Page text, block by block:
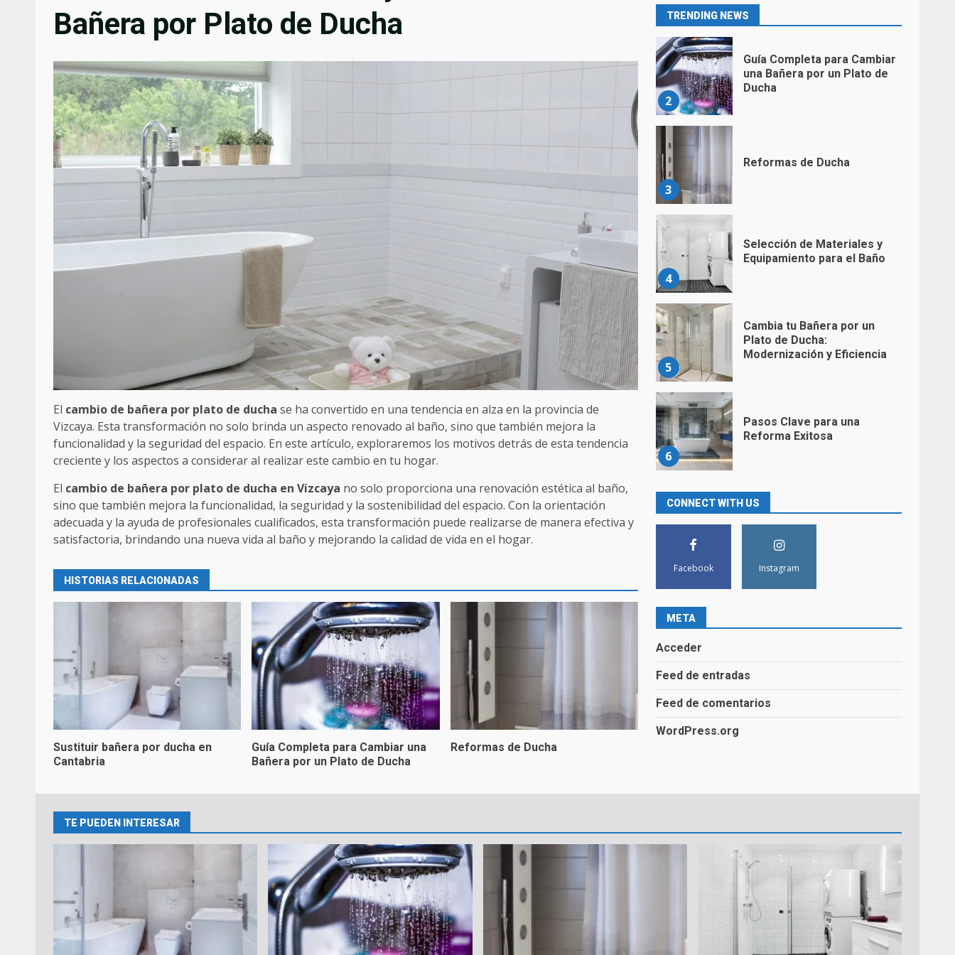
Bañera por Plato de Ducha
El cambio de bañera por plato de ducha se ha convertido en una tendencia en alza en la provincia de
Vizcaya. Esta transformación no solo brinda un aspecto renovado al baño, sino que también mejora la
funcionalidad y la seguridad del espacio. En este artículo, exploraremos los motivos detrás de esta tendencia
creciente y los aspectos a considerar al realizar este cambio en tu hogar.
El cambio de bañera por plato de ducha en Vizcaya no solo proporciona una renovación estética al baño,
sino que también mejora la funcionalidad, la seguridad y la sostenibilidad del espacio. Con la orientación
adecuada y la ayuda de profesionales cualificados, esta transformación puede realizarse de manera efectiva y
satisfactoria, brindando una nueva vida al baño y mejorando la calidad de vida en el hogar.
HISTORIAS RELACIONADAS
Sustituir bañera por ducha en
Cantabria
Guía Completa para Cambiar una
Bañera por un Plato de Ducha
Reformas de Ducha
TRENDING NEWS
1
2
Guía Completa para Cambiar
una Bañera por un Plato de
Ducha
3
Reformas de Ducha
4
Selección de Materiales y
Equipamiento para el Baño
5
Cambia tu Bañera por un
Plato de Ducha:
Modernización y Eficiencia
6
Pasos Clave para una
Reforma Exitosa
Convierte tu Baño en un
Espacio Moderno y Acogedor
con Nuestras Soluciones de
Diseño Innovador
1
2
Guía Completa para Cambiar
una Bañera por un Plato de
Ducha
Selección de Materiales y
Equipamiento para el Baño
Cambia tu Bañera por un
CONNECT WITH US
Facebook Instagram
META
Acceder
Feed de entradas
Feed de comentarios
WordPress.org
TE PUEDEN INTERESAR